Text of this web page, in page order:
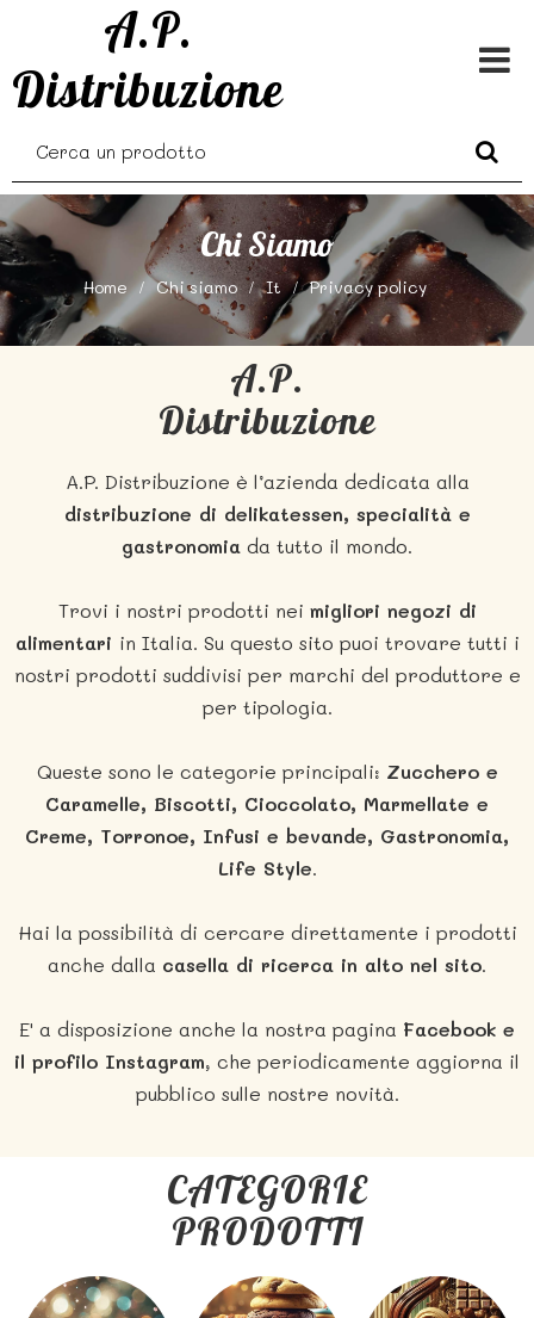
A.P.
Distribuzione
Chi Siamo
Home Chi siamo It Privacy policy
A.P.
Distribuzione
A.P. Distribuzione è l’azienda dedicata alla
distribuzione di delikatessen, specialità e
gastronomia da tutto il mondo.
Trovi i nostri prodotti nei migliori negozi di
alimentari in Italia. Su questo sito puoi trovare tutti i
nostri prodotti suddivisi per marchi del produttore e
per tipologia.
Queste sono le categorie principali: Zucchero e
Caramelle, Biscotti, Cioccolato, Marmellate e
Creme, Torronoe, Infusi e bevande, Gastronomia,
Life Style.
Hai la possibilità di cercare direttamente i prodotti
anche dalla casella di ricerca in alto nel sito.
E' a disposizione anche la nostra pagina Facebook e
il profilo Instagram, che periodicamente aggiorna il
pubblico sulle nostre novità.
CATEGORIE
PRODOTTI